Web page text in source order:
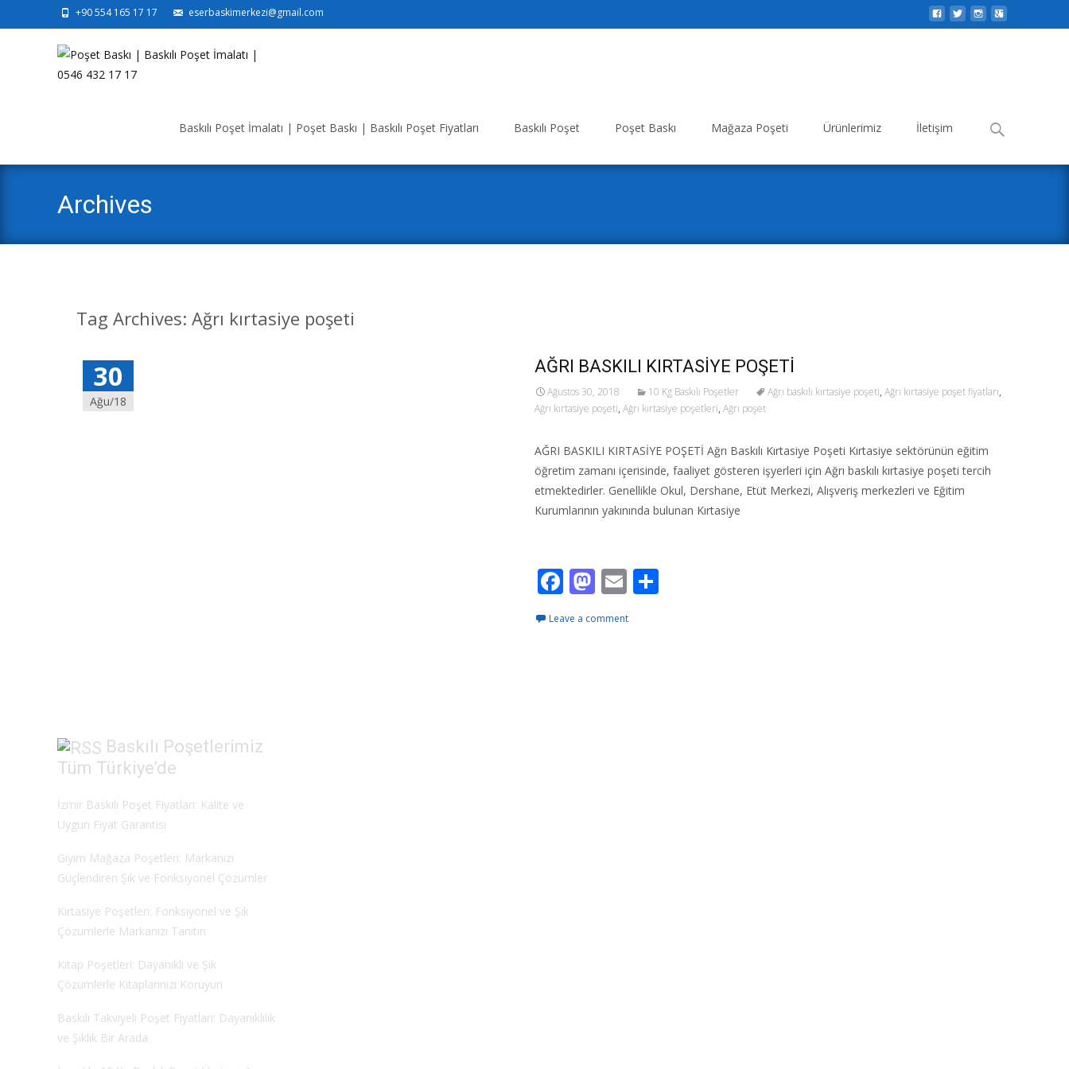
+90 554 165 17 17 eserbaskimerkezi@gmail.com
Baskılı Poşet İmalatı | Poşet Baskı | Baskılı Poşet Fiyatları Baskılı Poşet Poşet Baskı Mağaza Poşeti Ürünlerimiz İletişim
Search
Archives
Tag Archives: Ağrı kırtasiye poşeti
30
Ağu/18
AĞRI BASKILI KIRTASİYE POŞETİ
Ağustos 30, 2018 10 Kg Baskılı Poşetler Ağrı baskılı kırtasiye poşeti, Ağrı kırtasiye poşet fiyatları,
Ağrı kırtasiye poşeti, Ağrı kırtasiye poşetleri, Ağrı poşet
AĞRI BASKILI KIRTASİYE POŞETİ Ağrı Baskılı Kırtasiye Poşeti Kırtasiye sektörünün eğitim
öğretim zamanı içerisinde, faaliyet gösteren işyerleri için Ağrı baskılı kırtasiye poşeti tercih
etmektedirler. Genellikle Okul, Dershane, Etüt Merkezi, Alışveriş merkezleri ve Eğitim
Kurumlarının yakınında bulunan Kırtasiye
F
e
M
to
E
ai
Leave a comment
Baskılı Poşetlerimiz
Tüm Türkiye’de
İzmir Baskılı Poşet Fiyatları: Kalite ve
Uygun Fiyat Garantisi
Giyim Mağaza Poşetleri: Markanızı
Güçlendiren Şık ve Fonksiyonel Çözümler
Kırtasiye Poşetleri: Fonksiyonel ve Şık
Çözümlerle Markanızı Tanıtın
Kitap Poşetleri: Dayanıklı ve Şık
Çözümlerle Kitaplarınızı Koruyun
Baskılı Takviyeli Poşet Fiyatları: Dayanıklılık
ve Şıklık Bir Arada